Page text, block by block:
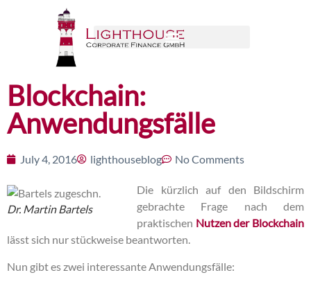
Blockchain:
Anwendungsfälle
July 4, 2016 lighthouseblog No Comments
Dr. Martin Bartels
Die kürzlich auf den Bildschirm
gebrachte Frage nach dem
praktischen Nutzen der Blockchain
lässt sich nur stückweise beantworten.
Nun gibt es zwei interessante Anwendungsfälle: